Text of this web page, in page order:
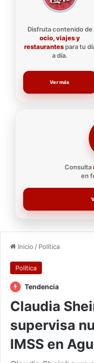
Disfruta contenido de
ocio, viajes y
restaurantespara tu
a día.
Ver más
Consulta
en
Inicio / Política
Política
Tendencia
Claudia
supervisa
IMSS en